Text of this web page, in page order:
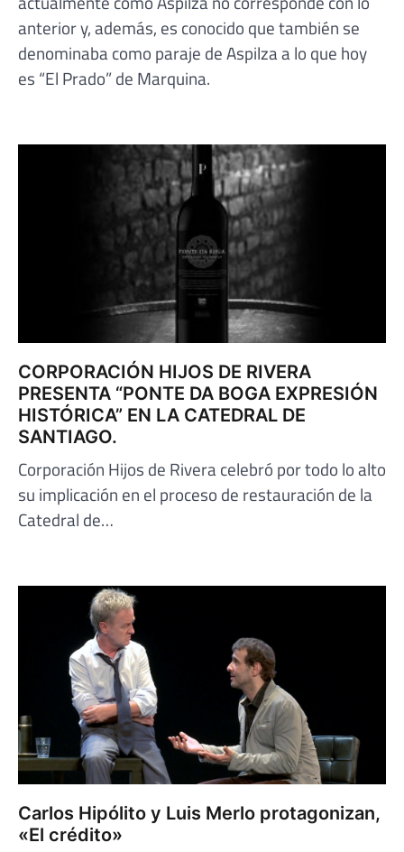
anterior y, además, es conocido que también se
denominaba como paraje de Aspilza a lo que hoy
es “El Prado” de Marquina.
CORPORACIÓN HIJOS DE RIVERA
PRESENTA “PONTE DA BOGA EXPRESIÓN
HISTÓRICA” EN LA CATEDRAL DE
SANTIAGO.
Corporación Hijos de Rivera celebró por todo lo alto
su implicación en el proceso de restauración de la
Catedral de…
Carlos Hipólito y Luis Merlo protagonizan,
«El crédito»